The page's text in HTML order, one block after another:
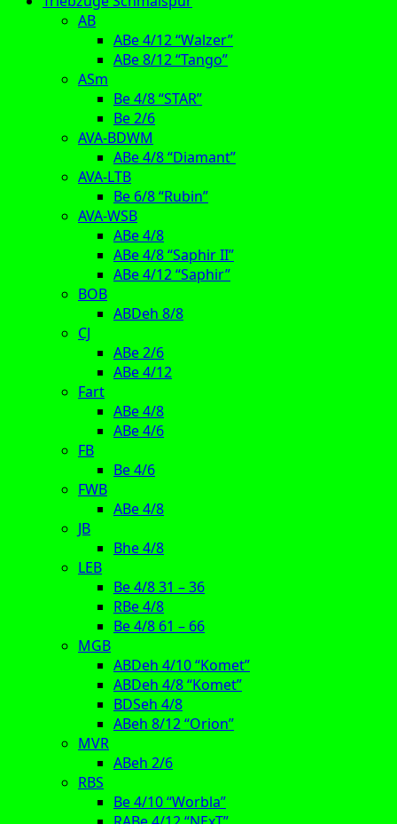
AB
ABe 4/12 “Walzer”
ABe 8/12 “Tango”
ASm
Be 4/8 “STAR”
Be 2/6
AVA-BDWM
ABe 4/8 “Diamant”
AVA-LTB
Be 6/8 “Rubin”
AVA-WSB
ABe 4/8
ABe 4/8 “Saphir II”
ABe 4/12 “Saphir”
BOB
ABDeh 8/8
CJ
ABe 2/6
ABe 4/12
Fart
ABe 4/8
ABe 4/6
FB
Be 4/6
FWB
ABe 4/8
JB
Bhe 4/8
LEB
Be 4/8 31 – 36
RBe 4/8
Be 4/8 61 – 66
MGB
ABDeh 4/10 “Komet”
ABDeh 4/8 “Komet”
BDSeh 4/8
ABeh 8/12 “Orion”
MVR
ABeh 2/6
RBS
Be 4/10 “Worbla”